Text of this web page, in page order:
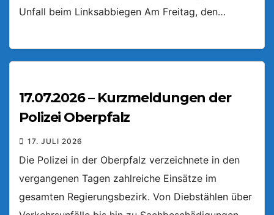
Unfall beim Linksabbiegen Am Freitag, den…
17.07.2026 – Kurzmeldungen der
Polizei Oberpfalz
17. JULI 2026
Die Polizei in der Oberpfalz verzeichnete in den
vergangenen Tagen zahlreiche Einsätze im
gesamten Regierungsbezirk. Von Diebstählen über